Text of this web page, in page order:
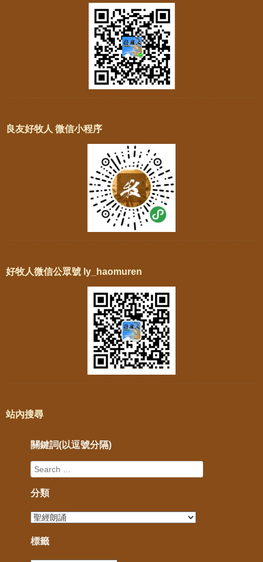
良友好牧人 微信小程序
好牧人微信公眾號 ly_haomuren
站內搜尋
關鍵詞(以逗號分隔)
分類
標籤